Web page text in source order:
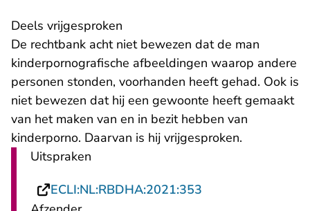
Deels vrijgesproken
De rechtbank acht niet bewezen dat de man
kinderpornografische afbeeldingen waarop andere
personen stonden, voorhanden heeft gehad. Ook is
niet bewezen dat hij een gewoonte heeft gemaakt
van het maken van en in bezit hebben van
kinderporno. Daarvan is hij vrijgesproken.
Uitspraken
ECLI:NL:RBDHA:2021:353